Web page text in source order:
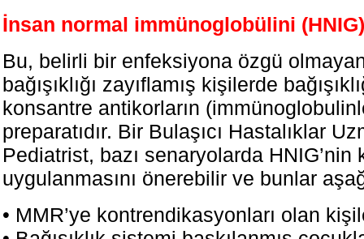
İnsan normal immünoglobülini (HNIG)
Bu, belirli bir enfeksiyona özgü
bağışıklığı zayıflamış kişilerde
konsantre antikorların
preparatıdır. Bir Bulaşıcı Hastalıklar
Pediatrist, bazı senaryolarda HNIG’nin
uygulanmasını önerebilir ve bunlar
• MMR’ye kontrendikasyonları olan